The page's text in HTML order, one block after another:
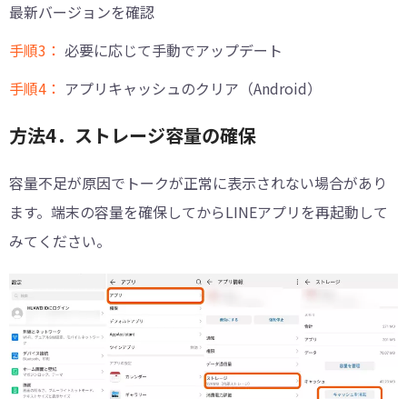
最新バージョンを確認
手順3： 必要に応じて手動でアップデート
手順4： アプリキャッシュのクリア（Android）
方法4．ストレージ容量の確保
容量不足が原因でトークが正常に表示されない場合があり
ます。端末の容量を確保してからLINEアプリを再起動して
みてください。